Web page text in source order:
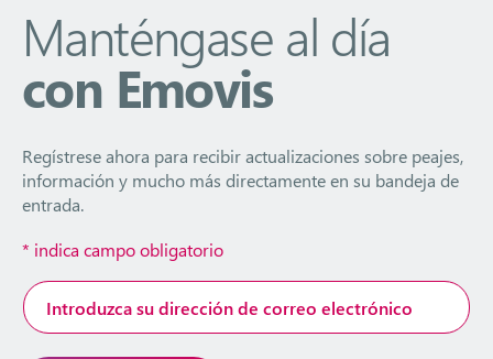
Manténgase al día
con Emovis
Regístrese ahora para recibir actualizaciones sobre peajes,
información y mucho más directamente en su bandeja de
entrada.
* indica campo obligatorio
Dirección
de